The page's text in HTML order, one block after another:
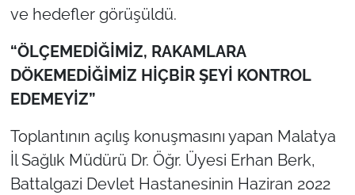
ve hedefler görüşüldü.
“ÖLÇEMEDİĞİMİZ, RAKAMLARA
DÖKEMEDİĞİMİZ HİÇBİR ŞEYİ KONTROL
EDEMEYİZ”
Toplantının açılış konuşmasını yapan Malatya
İl Sağlık Müdürü Dr. Öğr. Üyesi Erhan Berk,
Battalgazi Devlet Hastanesinin Haziran 2022